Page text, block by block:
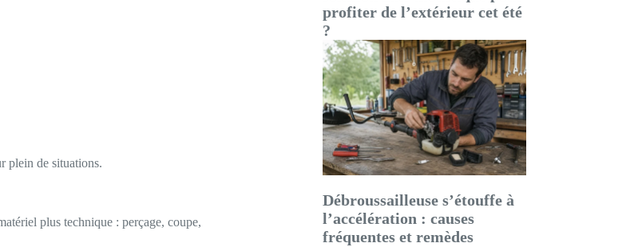
plein de situations.
plus technique : perçage, coupe,
profiter de l’extérieur cet été
?
Débroussailleuse s’étouffe à
l’accélération : causes
fréquentes et remèdes